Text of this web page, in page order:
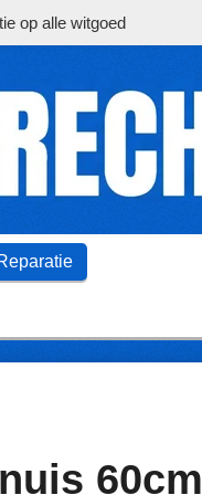
op alle witgoed
60cm